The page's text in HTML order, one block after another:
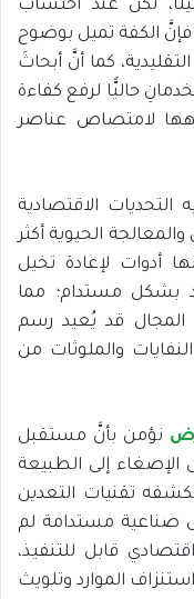
لكن عند احتساب
فإنَّ الكفة تميل بوضوح
كما أنَّ أبحاثَ
حاليًّا لرفع كفاءة
لامتصاص عناصر
الاقتصادية
والمعالجة الحيوية أكثر
أدوات لإعادة تخيل
بشكل مستدام؛ مما
المجال قد يُعيد رسم
والملوثات من
نؤمن بأنَّ مستقبل
الإصغاء إلى الطبيعة
تقنيات التعدين
صناعية مستدامة لم
قابل للتنفيذ،
الموارد وتلويث